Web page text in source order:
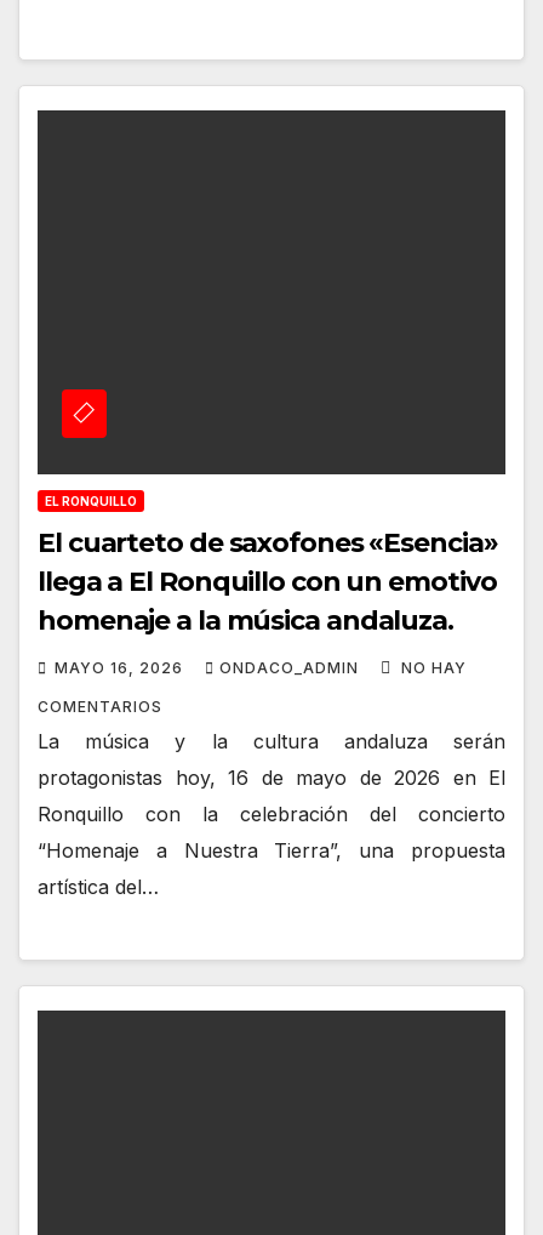
EL RONQUILLO
El cuarteto de saxofones «Esencia»
llega a El Ronquillo con un emotivo
homenaje a la música andaluza.
MAYO 16, 2026 ONDACO_ADMIN NO HAY
COMENTARIOS
La música y la cultura andaluza serán
protagonistas hoy, 16 de mayo de 2026 en El
Ronquillo con la celebración del concierto
“Homenaje a Nuestra Tierra”, una propuesta
artística del…